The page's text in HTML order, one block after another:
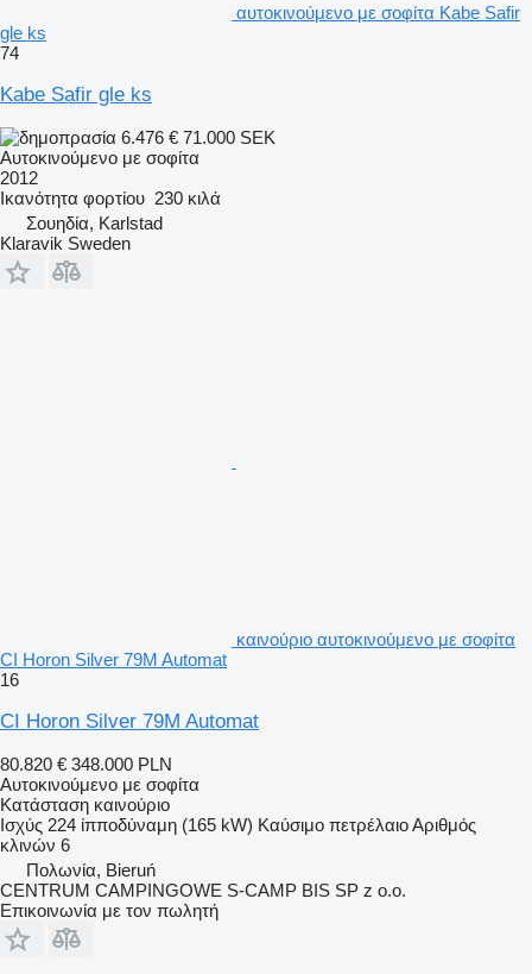
αυτοκινούμενο με σοφίτα Kabe Safir
gle ks
74
Kabe Safir gle ks
6.476 € 71.000 SEK
Αυτοκινούμενο με σοφίτα
2012
Ικανότητα φορτίου 230 κιλά
Σουηδία, Karlstad
Klaravik Sweden
καινούριο αυτοκινούμενο με σοφίτα
CI Horon Silver 79M Automat
16
CI Horon Silver 79M Automat
80.820 € 348.000 PLN
Αυτοκινούμενο με σοφίτα
Κατάσταση καινούριο
Ισχύς 224 ίπποδύναμη (165 kW) Καύσιμο πετρέλαιοΑριθμός
κλινών 6
Πολωνία, Bieruń
CENTRUM CAMPINGOWE S-CAMP BIS SP z o.o.
Επικοινωνία με τον πωλητή